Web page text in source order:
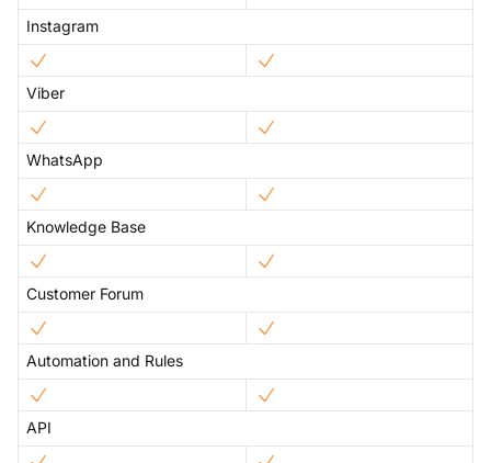
Instagram
Viber
WhatsApp
Knowledge Base
Customer Forum
Automation and Rules
API